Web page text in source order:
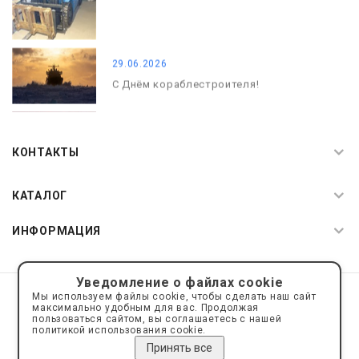
29.06.2026
С Днём кораблестроителя!
КОНТАКТЫ
КАТАЛОГ
ИНФОРМАЦИЯ
© 2019—2026 Интернет пространство АкваРос
sale@a-ros.ru
Политика конфиденциальности
Политика обработки персональных данных
Уведомление о файлах cookie
Мы используем файлы cookie, чтобы сделать наш сайт
максимально удобным для вас. Продолжая
пользоваться сайтом, вы соглашаетесь с нашей
политикой использования cookie.
Принять все